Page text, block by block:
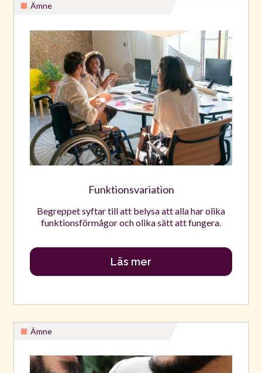
Ämne
Funktionsvariation
Begreppet syftar till att belysa att alla har olika
funktionsförmågor och olika sätt att fungera.
Läs mer
Ämne